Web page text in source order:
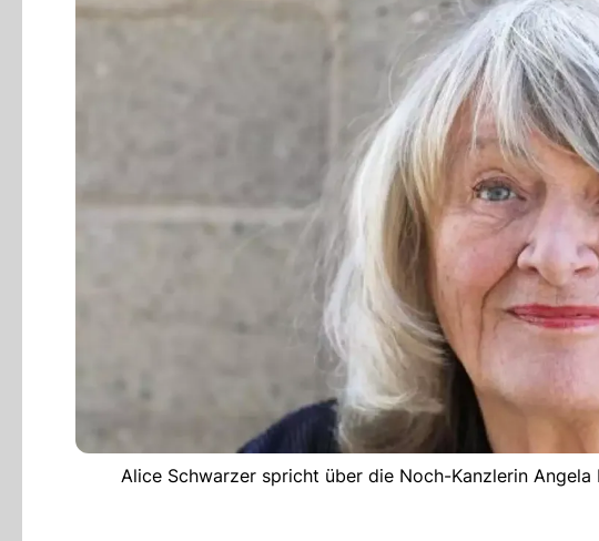
Alice Schwarzer spricht über die Noch-Kanzlerin